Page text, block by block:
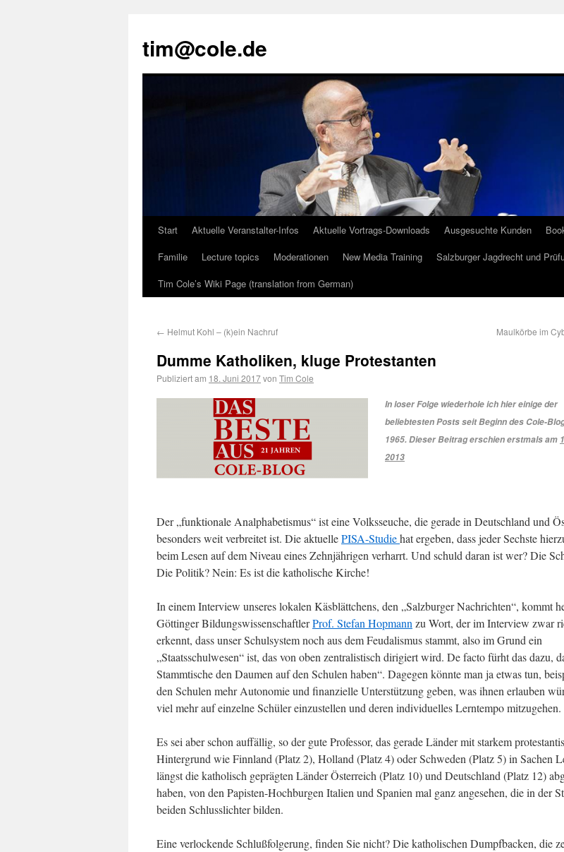
tim@cole.de
Start Aktuelle Veranstalter-Infos Aktuelle Vortrags-Downloads Ausgesuchte Kunden
Familie
Lecture topics Moderationen New Media Training
Salzburger Jagdrecht und
Tim Cole’s Wiki Page (translation from German)
← Helmut Kohl – (k)ein Nachruf Maulkörbe im
Dumme Katholiken, kluge Protestanten
Publiziert am 18. Juni 2017von Tim Cole
In loser Folge wiederhole ich hier einige der
beliebtesten Posts seit Beginn des Cole-
1965. Dieser Beitrag erschien erstmals am
2013
Der „funktionale Analphabetismus“ ist eine Volksseuche, die gerade in Deutschland und
besonders weit verbreitet ist. Die aktuellePISA-Studiehat ergeben, dass jeder Sechste
beim Lesen auf dem Niveau eines Zehnjährigen verharrt. Und schuld daran ist wer? Die
Die Politik? Nein: Es ist die katholische Kirche!
In einem Interview unseres lokalen Käsblättchens, den „Salzburger Nachrichten“, kommt
Göttinger BildungswissenschaftlerProf. Stefan Hopmann zu Wort, der im Interview zwar
erkennt, dass unser Schulsystem noch aus dem Feudalismus stammt, also im Grund ein
„Staatsschulwesen“ ist, das von oben zentralistisch dirigiert wird. De facto fürht das dazu,
Stammtische den Daumen auf den Schulen haben“. Dagegen könnte man ja etwas tun,
den Schulen mehr Autonomie und finanzielle Unterstützung geben, was ihnen erlauben
viel mehr auf einzelne Schüler einzustellen und deren individuelles Lerntempo mitzugehen.
Es sei aber schon auffällig, so der gute Professor, das gerade Länder mit starkem
Hintergrund wie Finnland (Platz 2), Holland (Platz 4) oder Schweden (Platz 5) in Sachen
längst die katholisch geprägten Länder Österreich (Platz 10) und Deutschland (Platz 12)
haben, von den Papisten-Hochburgen Italien und Spanien mal ganz angesehen, die in der
beiden Schlusslichter bilden.
Eine verlockende Schlußfolgerung, finden Sie nicht? Die katholischen Dumpfbacken, die